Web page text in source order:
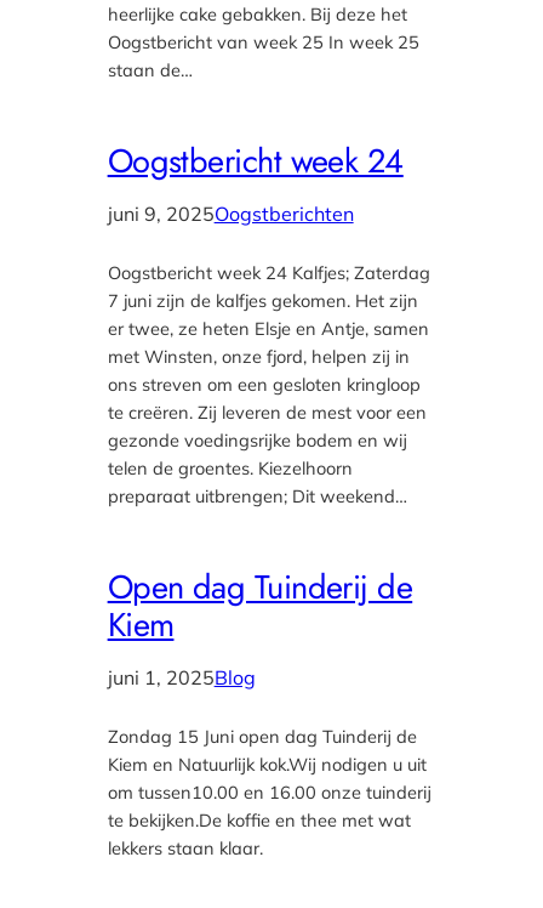
heerlijke cake gebakken. Bij deze het
Oogstbericht van week 25 In week 25
staan de…
Oogstbericht week 24
juni 9, 2025Oogstberichten
Oogstbericht week 24 Kalfjes; Zaterdag
7 juni zijn de kalfjes gekomen. Het zijn
er twee, ze heten Elsje en Antje, samen
met Winsten, onze fjord, helpen zij in
ons streven om een gesloten kringloop
te creëren. Zij leveren de mest voor een
gezonde voedingsrijke bodem en wij
telen de groentes. Kiezelhoorn
preparaat uitbrengen; Dit weekend…
Open dag Tuinderij de
Kiem
juni 1, 2025Blog
Zondag 15 Juni open dag Tuinderij de
Kiem en Natuurlijk kok.Wij nodigen u uit
om tussen10.00 en 16.00 onze tuinderij
te bekijken.De koffie en thee met wat
lekkers staan klaar.